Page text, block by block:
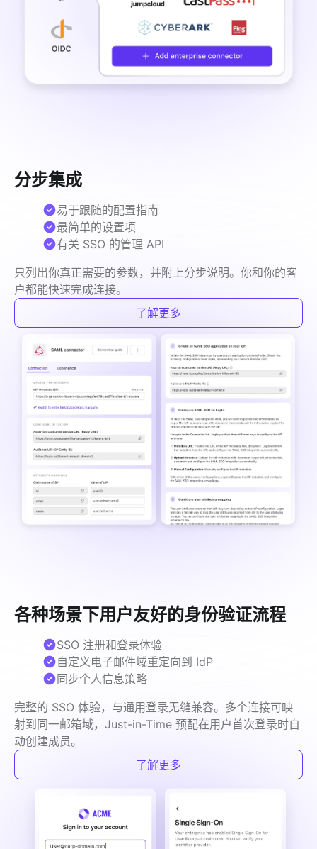
分步集成
只列出你真正需要的参数，并附上分步说明。你和你的客
户都能快速完成连接。
易于跟随的配置指南
最简单的设置项
有关 SSO 的管理 API
了解更多
各种场景下用户友好的身份验证流程
完整的 SSO 体验，与通用登录无缝兼容。多个连接可映
射到同一邮箱域，Just-in-Time 预配在用户首次登录时自
动创建成员。
SSO 注册和登录体验
自定义电子邮件域重定向到 IdP
同步个人信息策略
了解更多